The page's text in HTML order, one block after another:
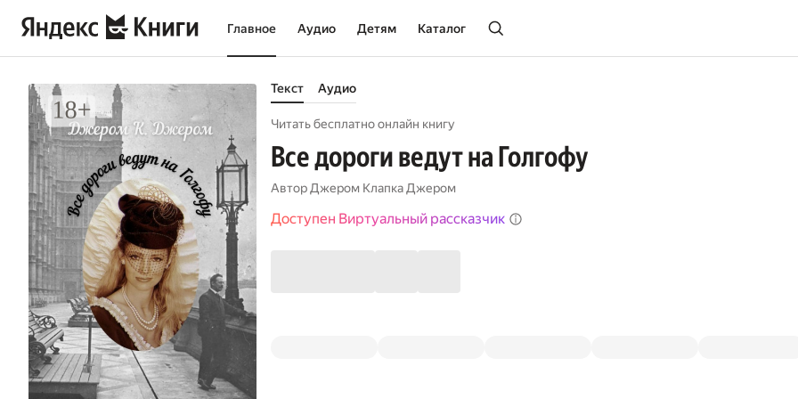
Главное Аудио Детям Каталог
Текст Аудио
Читать бесплатно онлайн книгу
Все дороги ведут на Голгофу
Автор Джером Клапка Джером
Доступен Виртуальный рассказчик